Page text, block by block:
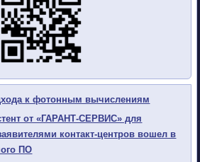
к фотонным вычислениям
от «ГАРАНТ-СЕРВИС» для
контакт-центров вошел в
ПО